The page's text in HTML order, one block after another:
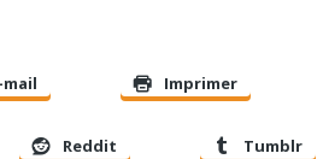
mail Imprimer
Reddit Tumblr